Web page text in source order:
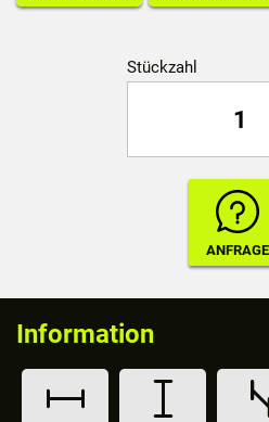
Stückzahl
Information